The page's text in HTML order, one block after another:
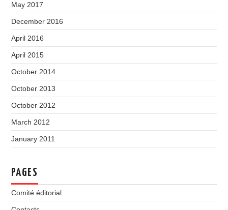
May 2017
December 2016
April 2016
April 2015
October 2014
October 2013
October 2012
March 2012
January 2011
PAGES
Comité éditorial